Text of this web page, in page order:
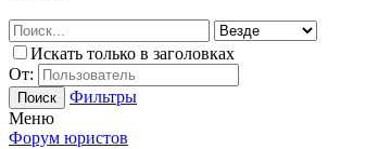
Искать только в заголовках
От:
Поиск
Фильтры
Меню
Форум юристов